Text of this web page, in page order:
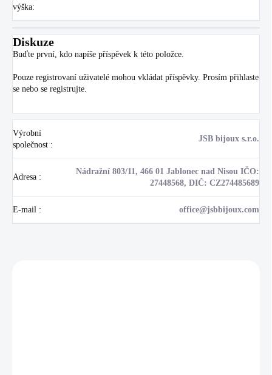
výška:
Diskuze
Buďte první, kdo napíše příspěvek k této položce.
Pouze registrovaní uživatelé mohou vkládat příspěvky. Prosím přihlaste
se nebo se registrujte
Výrobní
společnost :
JSB bijoux s.r.o.
Adresa :
Nádražní 803/11, 466 01 Jablonec nad Nisou IČO:
27448568, DIČ: CZ274485689
E-mail : office@jsbbijoux.com